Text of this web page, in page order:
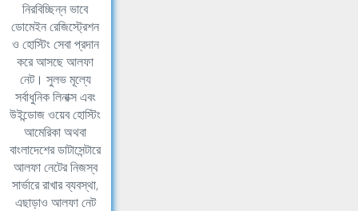
নিরবিচ্ছিন্ন ভাবে
ডোমেইন রেজিস্ট্রেশন
ও হোস্টিং সেবা প্রদান
করে আসছে আলফা
নেট। সুলভ মূল্যে
সর্বাধুনিক লিনাক্স এবং
উইন্ডোজ ওয়েব হোস্টিং
আমেরিকা অথবা
বাংলাদেশের ডাটাসেন্টারে
আলফা নেটের নিজস্ব
সার্ভারে রাখার ব্যবস্থা,
এছাড়াও আলফা নেট